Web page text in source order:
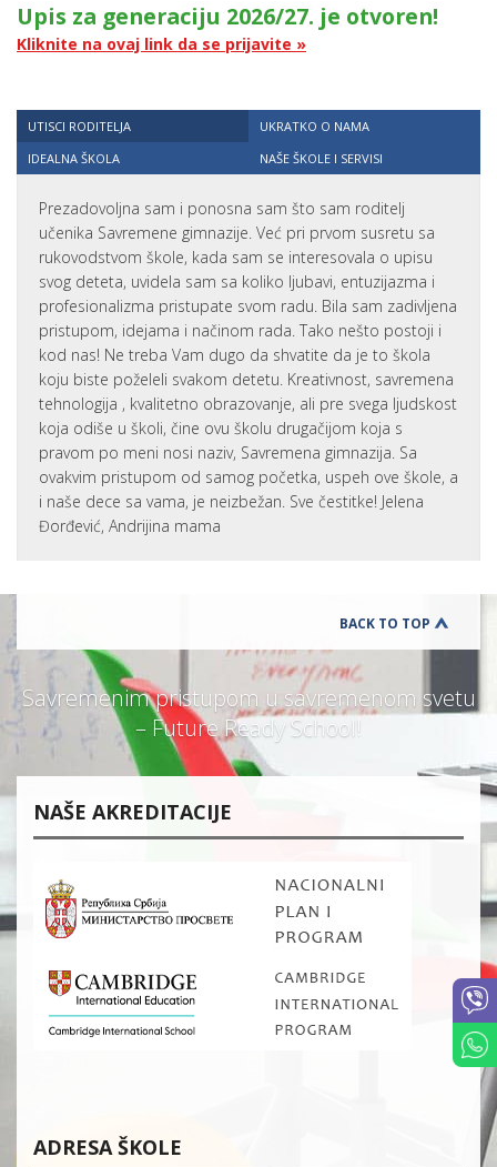
Upis za generaciju 2026/27. je otvoren!
Kliknite na ovaj link da se prijavite »
UTISCI RODITELJA
UKRATKO O NAMA
IDEALNA ŠKOLA
NAŠE ŠKOLE I SERVISI
Prezadovoljna sam i ponosna sam što sam roditelj
učenika Savremene gimnazije. Već pri prvom susretu sa
rukovodstvom škole, kada sam se interesovala o upisu
svog deteta, uvidela sam sa koliko ljubavi, entuzijazma i
profesionalizma pristupate svom radu. Bila sam zadivljena
pristupom, idejama i načinom rada. Tako nešto postoji i
kod nas! Ne treba Vam dugo da shvatite da je to škola
koju biste poželeli svakom detetu. Kreativnost, savremena
tehnologija , kvalitetno obrazovanje, ali pre svega ljudskost
koja odiše u školi, čine ovu školu drugačijom koja s
pravom po meni nosi naziv, Savremena gimnazija. Sa
ovakvim pristupom od samog početka, uspeh ove škole, a
i naše dece sa vama, je neizbežan. Sve čestitke! Jelena
Đorđević, Andrijina mama
BACK TO TOP
Savremenim pristupom u savremenom svetu
– Future Ready School!
NAŠE AKREDITACIJE
ADRESA ŠKOLE